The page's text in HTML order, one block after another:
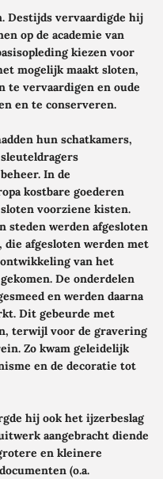
Destijds vervaardigde hij
op de academie van
kiezen voor
mogelijk maakt sloten,
te vervaardigen en oude
en te conserveren.
hun schatkamers,
In de
kostbare goederen
voorziene kisten.
steden werden afgesloten
afgesloten werden met
van het
De onderdelen
en werden daarna
Dit gebeurde met
terwijl voor de gravering
Zo kwam geleidelijk
en de decoratie tot
hij ook het ijzerbeslag
aangebracht diende
en kleinere
(o.a.